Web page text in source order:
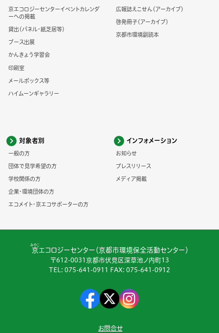
京エコロジーセンターイベントカレンダ
ーへの掲載
貸出（パネル・紙芝居等）
ブース出展
かんきょう学習会
印刷室
メールボックス等
ハイムーンギャラリー
広報誌えこせん（アーカイブ）
啓発冊子（アーカイブ）
京都市環境副読本
対象者別
一般の方
団体で見学希望の方
学校関係の方
企業・環境団体の方
エコメイト・京エコサポーターの方
インフォメーション
お知らせ
プレスリリース
メディア掲載
京
みやこ
エコロジーセンター（京都市環境保全活動センター）
〒612-0031京都市伏見区深草池ノ内町13
TEL: 075-641-0911 FAX: 075-641-0912
お問合せ